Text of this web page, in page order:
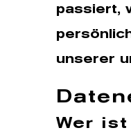
passiert,
unserer
Wer